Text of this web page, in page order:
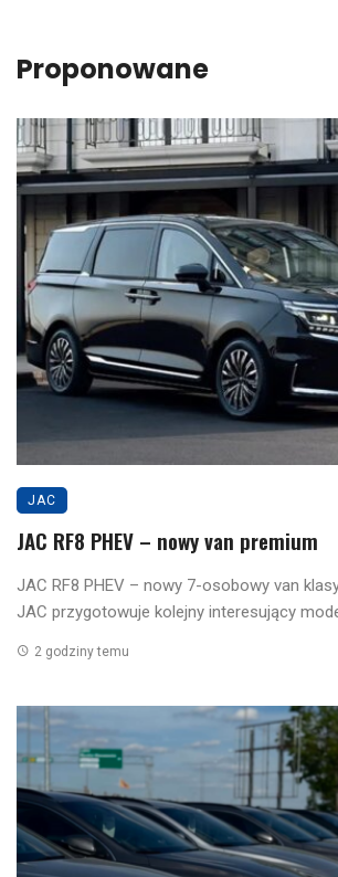
Proponowane
JAC
JAC RF8 PHEV – nowy van premium
JAC RF8 PHEV – nowy 7-osobowy van
JAC przygotowuje kolejny interesujący model
2 godziny temu